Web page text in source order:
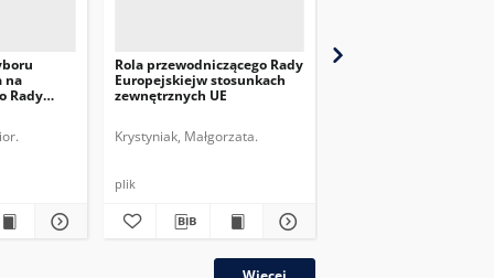
na
Rady
Rola przewodniczącego Rady
Europejskiejw stosunkach
zewnętrznych UE
Krystyniak, Małgorzata.
plik